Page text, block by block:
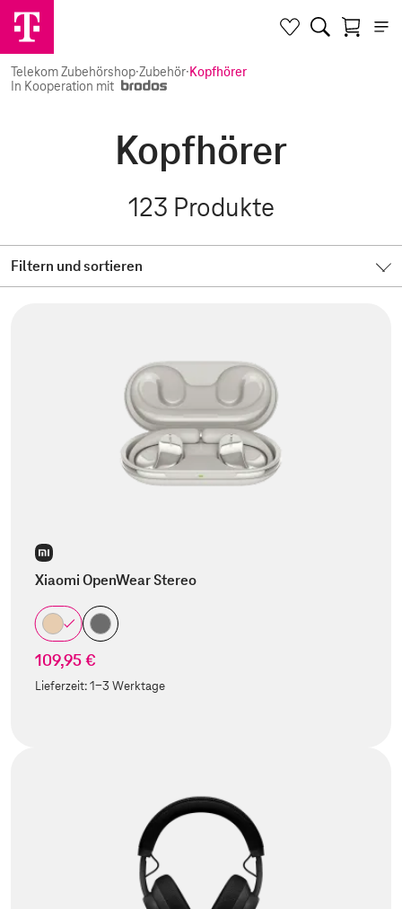
Telekom Zubehörshop·Zubehör·Kopfhörer
In Kooperation mit
Kopfhörer
123 Produkte
Filtern und sortieren
Xiaomi OpenWear Stereo
109,95 €
Lieferzeit:1-3 Werktage